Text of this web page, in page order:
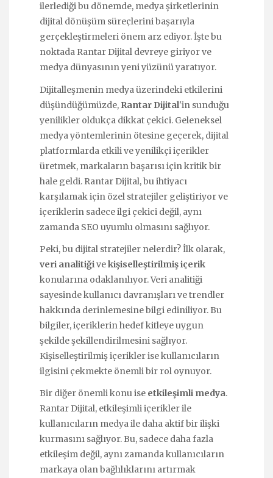
ilerlediği bu dönemde, medya şirketlerinin
dijital dönüşüm süreçlerini başarıyla
gerçekleştirmeleri önem arz ediyor. İşte bu
noktada Rantar Dijital devreye giriyor ve
medya dünyasının yeni yüzünü yaratıyor.
Dijitalleşmenin medya üzerindeki etkilerini
düşündüğümüzde, Rantar Dijital'in sunduğu
yenilikler oldukça dikkat çekici. Geleneksel
medya yöntemlerinin ötesine geçerek, dijital
platformlarda etkili ve yenilikçi içerikler
üretmek, markaların başarısı için kritik bir
hale geldi. Rantar Dijital, bu ihtiyacı
karşılamak için özel stratejiler geliştiriyor ve
içeriklerin sadece ilgi çekici değil, aynı
zamanda SEO uyumlu olmasını sağlıyor.
Peki, bu dijital stratejiler nelerdir? İlk olarak,
veri analitiğivekişiselleştirilmiş içerik
konularına odaklanılıyor. Veri analitiği
sayesinde kullanıcı davranışları ve trendler
hakkında derinlemesine bilgi ediniliyor. Bu
bilgiler, içeriklerin hedef kitleye uygun
şekilde şekillendirilmesini sağlıyor.
Kişiselleştirilmiş içerikler ise kullanıcıların
ilgisini çekmekte önemli bir rol oynuyor.
Bir diğer önemli konu ise etkileşimli medya.
Rantar Dijital, etkileşimli içerikler ile
kullanıcıların medya ile daha aktif bir ilişki
kurmasını sağlıyor. Bu, sadece daha fazla
etkileşim değil, aynı zamanda kullanıcıların
markaya olan bağlılıklarını artırmak